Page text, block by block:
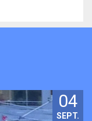
04
SEPT.